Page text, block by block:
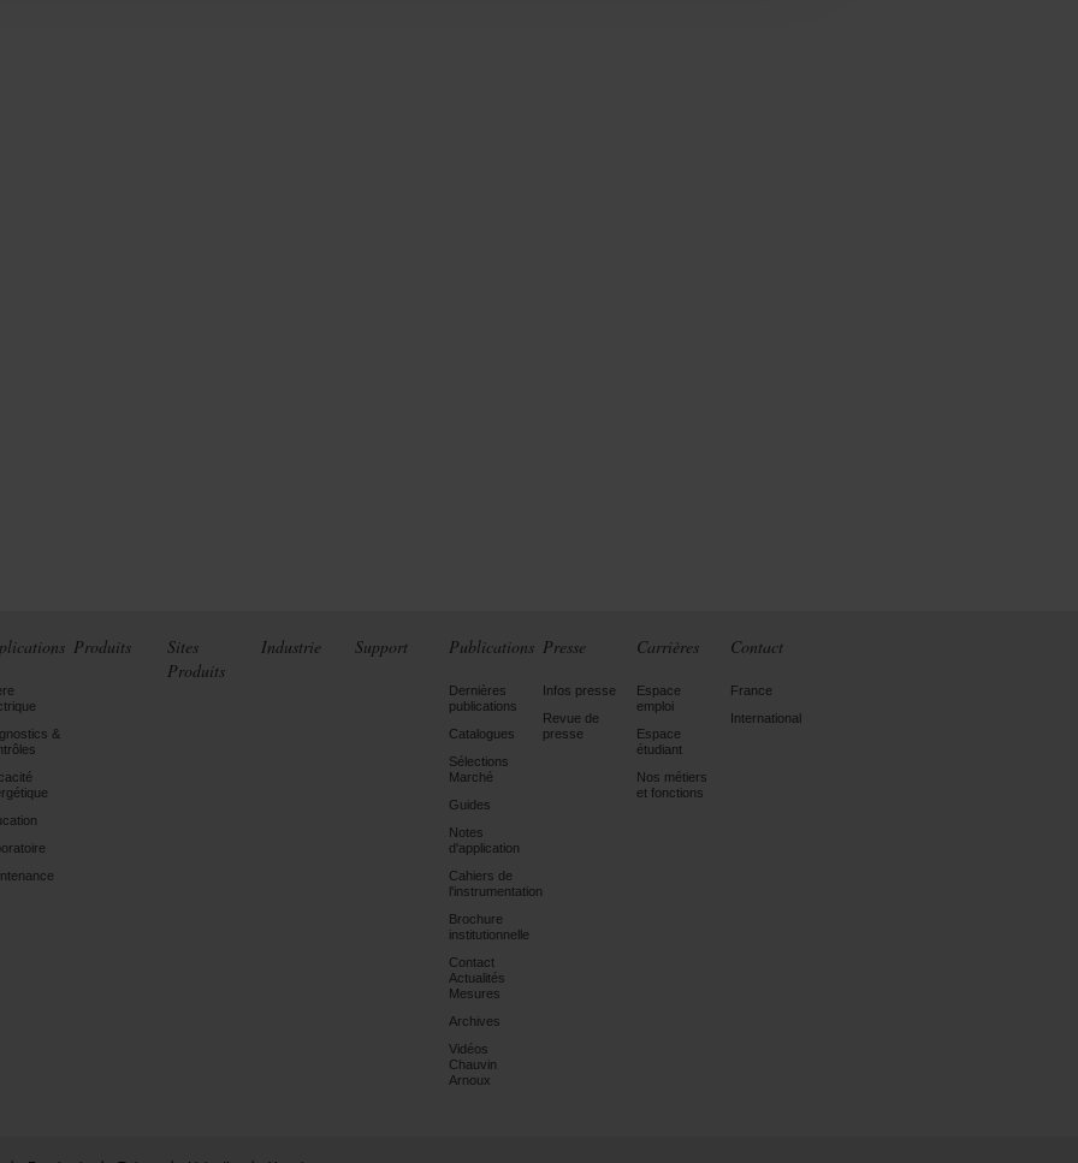
&
Produits
Sites
Produits
Industrie Support Publications
Dernières
publications
Catalogues
Sélections
Marché
Guides
Notes
d'application
Cahiers de
l'instrumentation
Brochure
institutionnelle
Contact
Actualités
Mesures
Archives
Vidéos
Chauvin
Arnoux
Presse
Infos presse
Revue de
presse
Carrières
Espace
emploi
Espace
étudiant
Nos métiers
et fonctions
Contact
France
International